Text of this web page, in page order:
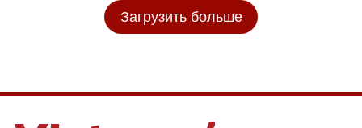
Загрузить больше